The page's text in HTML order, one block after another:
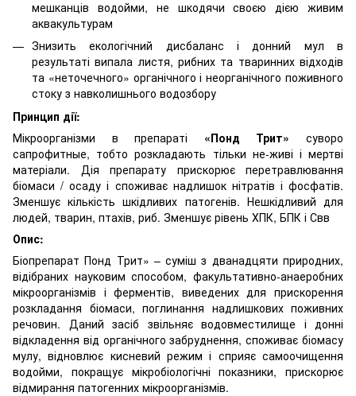
мешканців водойми, не шкодячи своєю дією живим
аквакультурам
Знизить екологічний дисбаланс і донний мул в
результаті випала листя, рибних та тваринних відходів
та «неточечного» органічного і неорганічного поживного
стоку з навколишнього водозбору
Принцип дії:
Мікроорганізми в препараті «Понд Трит» суворо
сапрофитные, тобто розкладають тільки не-живі і мертві
матеріали. Дія препарату прискорює перетравлювання
біомаси / осаду і споживає надлишок нітратів і фосфатів.
Зменшує кількість шкідливих патогенів. Нешкідливий для
людей, тварин, птахів, риб. Зменшує рівень ХПК, БПК і Свв
Опис:
Біопрепарат Понд Трит» – суміш з дванадцяти природних,
відібраних науковим способом, факультативно-анаеробних
мікроорганізмів і ферментів, виведених для прискорення
розкладання біомаси, поглинання надлишкових поживних
речовин. Даний засіб звільняє водовместилище і донні
відкладення від органічного забруднення, споживає біомасу
мулу, відновлює кисневий режим і сприяє самоочищення
водойми, покращує мікробіологічні показники, прискорює
відмирання патогенних мікроорганізмів.